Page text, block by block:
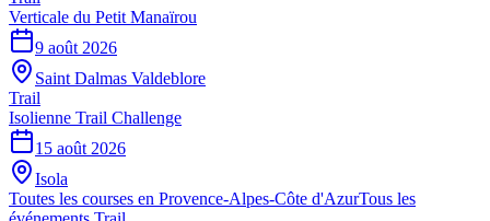
Verticale du Petit Manaïrou
9 août 2026
Saint Dalmas Valdeblore
Trail
Isolienne Trail Challenge
15 août 2026
Isola
Toutes les courses en Provence-Alpes-Côte d'AzurTous les